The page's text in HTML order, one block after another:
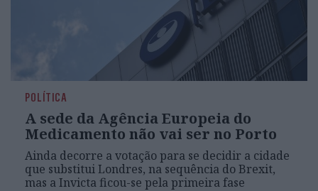
POLÍTICA
A sede da Agência Europeia do
Medicamento não vai ser no Porto
Ainda decorre a votação para se decidir a cidade
que substitui Londres, na sequência do Brexit,
mas a Invicta ficou-se pela primeira fase